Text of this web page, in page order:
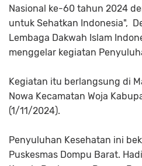
Nasional ke-60 tahun 2024
untuk Sehatkan Indonesia",
Lembaga Dakwah Islam
menggelar kegiatan
Kegiatan itu berlangsung di
Nowa Kecamatan Woja
(1/11/2024).
Penyuluhan Kesehatan ini
Puskesmas Dompu Barat.